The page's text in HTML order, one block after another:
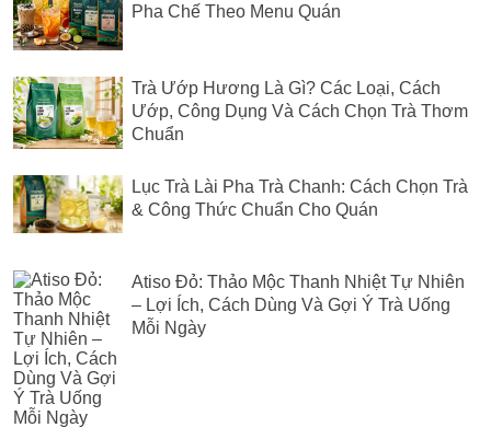
Pha Chế Theo Menu Quán
Trà Ướp Hương Là Gì? Các Loại, Cách
Ướp, Công Dụng Và Cách Chọn Trà Thơm
Chuẩn
Lục Trà Lài Pha Trà Chanh: Cách Chọn Trà
& Công Thức Chuẩn Cho Quán
Atiso Đỏ: Thảo Mộc Thanh Nhiệt Tự Nhiên
– Lợi Ích, Cách Dùng Và Gợi Ý Trà Uống
Mỗi Ngày